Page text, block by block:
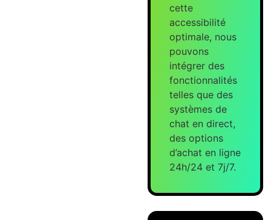
cette
accessibilité
optimale, nous
pouvons
intégrer des
fonctionnalités
telles que des
systèmes de
chat en direct,
des options
d’achat en ligne
24h/24 et 7j/7.